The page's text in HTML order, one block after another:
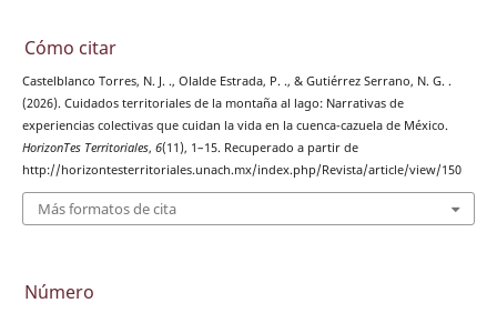
Cómo citar
Castelblanco Torres, N. J. ., Olalde Estrada, P. ., & Gutiérrez Serrano, N. G. .
(2026). Cuidados territoriales de la montaña al lago: Narrativas de
experiencias colectivas que cuidan la vida en la cuenca-cazuela de México.
HorizonTes Territoriales, 6(11), 1–15. Recuperado a partir de
http://horizontesterritoriales.unach.mx/index.php/Revista/article/view/150
Más formatos de cita
Número